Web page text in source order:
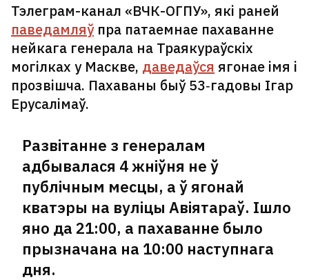
Тэлеграм-канал «ВЧК-ОГПУ», які раней
паведамляўпра патаемнае пахаванне
нейкага генерала на Траякураўскіх
могілках у Маскве, даведаўся ягонае імя і
прозвішча. Пахаваны быў 53‑гадовы Ігар
Ерусалімаў.
Развітанне з генералам
адбывалася 4 жніўня не ў
публічным месцы, а ў ягонай
кватэры на вуліцы Авіятараў. Ішло
яно да 21:00, а пахаванне было
прызначана на 10:00 наступнага
дня.